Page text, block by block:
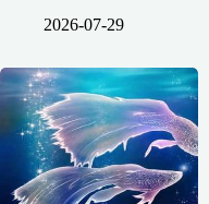
2026-07-29